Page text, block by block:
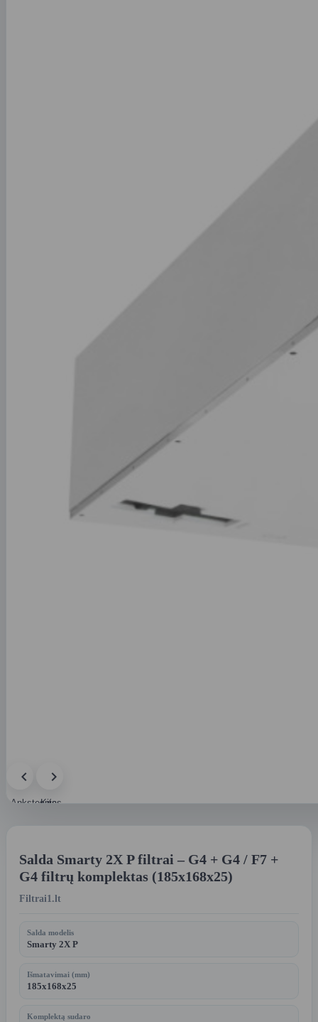
Ankstesnis
Kitas
Salda Smarty 2X P filtrai – G4 + G4 / F7 +
G4 filtrų komplektas (185x168x25)
Filtrai1.lt
Salda modelis
Smarty 2X P
Išmatavimai (mm)
185x168x25
Komplektą sudaro